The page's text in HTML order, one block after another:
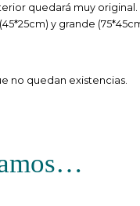
quedará muy
y grande
no quedan existencias.